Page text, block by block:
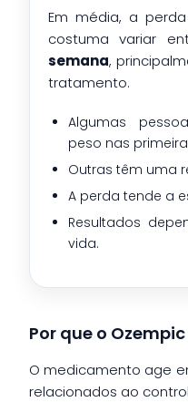
Em média, a
costuma variar
semana,
tratamento.
Algumas
peso nas
Outras têm uma
A perda tende a
Resultados
vida.
Por que o
O medicamento age
relacionados ao